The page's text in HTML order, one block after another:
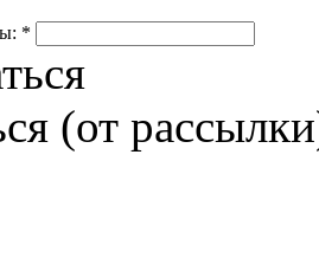
*
(от